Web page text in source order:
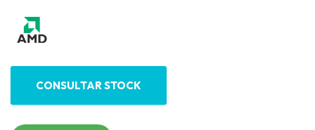
CONSULTAR STOCK